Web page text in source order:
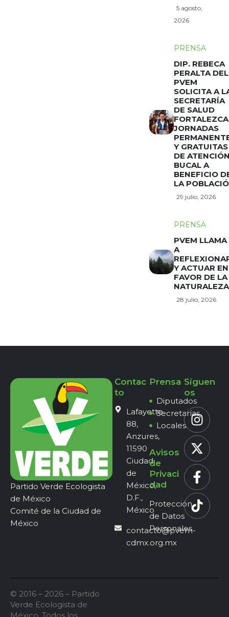
5 agosto,
2026
PRENSA
DIP. REBECA
PERALTA DEL
PVEM
SOLICITA A
SECRETARÍA
DE SALUD
FORTALEZCA
JORNADAS
Y GRATUITAS
DE
BUCAL A
BENEFICIO
LA
29 julio, 2026
PRENSA
PVEM LLAMA
A
Y ACTUAR EN
FAVOR DE LA
NATURALEZA
28 julio, 2026
Partido Verde Ecologista
de México
Comité de la Ciudad de
México
Contac
to
Lafayette
88,
Anzures,
11590
Ciudad
de
México,
D.F.,
México
contacto@pvem-
cdmx.org.mx
Prensa
Diputados
Secretarías
Locales
Avisos
de
Privaci
dad
Protección
de Datos
Personales
Síguen
os
© 2016 – 2026 – Partido
Verde Ecologista de